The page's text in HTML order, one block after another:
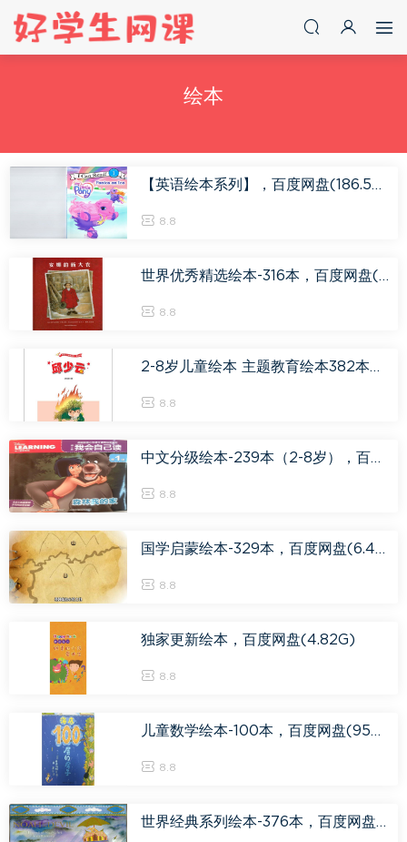
绘本
【英语绘本系列】，百度网盘(186.54M)
8.8
世界优秀精选绘本-316本，百度网盘(2.82G)
8.8
2-8岁儿童绘本 主题教育绘本382本，百度网盘(9.12G)
8.8
中文分级绘本-239本（2-8岁），百度网盘(4.47G)
8.8
国学启蒙绘本-329本，百度网盘(6.49G)
8.8
独家更新绘本，百度网盘(4.82G)
8.8
儿童数学绘本-100本，百度网盘(955.01M)
8.8
世界经典系列绘本-376本，百度网盘(2.64G)